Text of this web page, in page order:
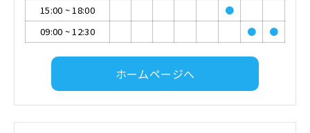
15:00 ~18:00
●
09:00 ~12:30 ● ●
ホームページへ